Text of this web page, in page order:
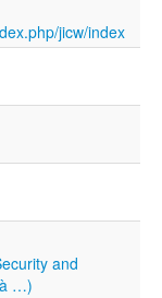
jicw/index
and
à …)